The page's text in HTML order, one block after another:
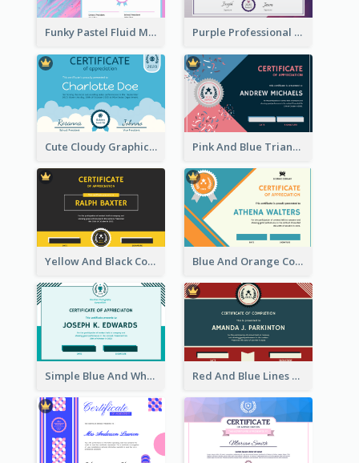
Funky Pastel Fluid Modern Certificate Of Achievement Purple Professional And Elegant Reward Certificate Design
Cute Cloudy Graphic Appreciation Certificate Design Pink And Blue Triangles Confetti Celebration Certificate
Yellow And Black Contrast Simple Certificate Blue And Orange Company Triangles With Badge Certificate
Simple Blue And White Rectangle Certificate Red And Blue Lines And Badge Completion Certificate